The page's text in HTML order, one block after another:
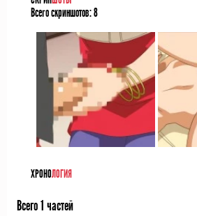
Всего скриншотов:8
ХРОНОЛОГИЯ
Всего 1 частей